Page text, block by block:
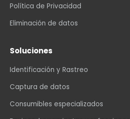
Política de Privacidad
Eliminación de datos
Soluciones
Identificación y Rastreo
Captura de datos
Consumibles especializados